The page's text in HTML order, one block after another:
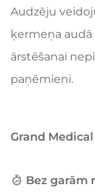
Audzēju
ķermeņa audā
ārstēšanai
paņēmieni.
Grand
Bez garām